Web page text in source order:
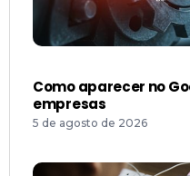
Como aparecer no
empresas
5 de agosto de 2026